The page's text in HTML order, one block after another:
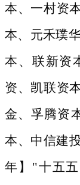
本、一村资
本、元禾璞
本、联新资
资、凯联资
金、孚腾资
本、中信建
年】"十五